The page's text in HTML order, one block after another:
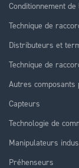
Conditionnement
Technique de
Distributeurs et
Technique de
Autres composants
Capteurs
Technologie de
Manipulateurs
Préhenseurs